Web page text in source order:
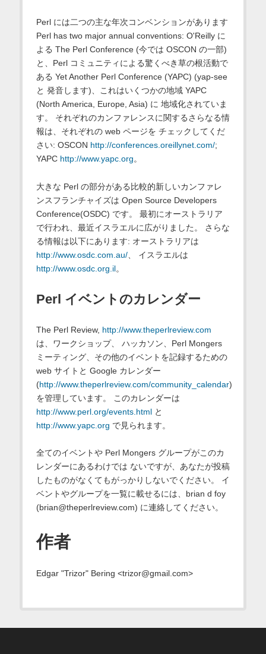
Perl には二つの主な年次コンベンションがあります
Perl has two major annual conventions: O'Reilly に
よる The Perl Conference (今では OSCON の一部)
と、Perl コミュニティによる驚くべき草の根活動で
ある Yet Another Perl Conference (YAPC) (yap-see
と 発音します)、これはいくつかの地域 YAPC
(North America, Europe, Asia) に 地域化されていま
す。 それぞれのカンファレンスに関するさらなる情
報は、それぞれの web ページを チェックしてくだ
さい: OSCON http://conferences.oreillynet.com/;
YAPC http://www.yapc.org。
大きな Perl の部分がある比較的新しいカンファレ
ンスフランチャイズは Open Source Developers
Conference(OSDC) です。 最初にオーストラリア
で行われ、最近イスラエルに広がりました。 さらな
る情報は以下にあります: オーストラリアは
http://www.osdc.com.au/、 イスラエルは
http://www.osdc.org.il。
Perl イベントのカレンダー
The Perl Review, http://www.theperlreview.com
は、ワークショップ、 ハッカソン、Perl Mongers
ミーティング、その他のイベントを記録するための
web サイトと Google カレンダー
(http://www.theperlreview.com/community_calendar)
を管理しています。 このカレンダーは
http://www.perl.org/events.htmlと
http://www.yapc.org で見られます。
全てのイベントや Perl Mongers グループがこのカ
レンダーにあるわけでは ないですが、あなたが投稿
したものがなくてもがっかりしないでください。 イ
ベントやグループを一覧に載せるには、brian d foy
(brian@theperlreview.com) に連絡してください。
作者
Edgar "Trizor" Bering <trizor@gmail.com>